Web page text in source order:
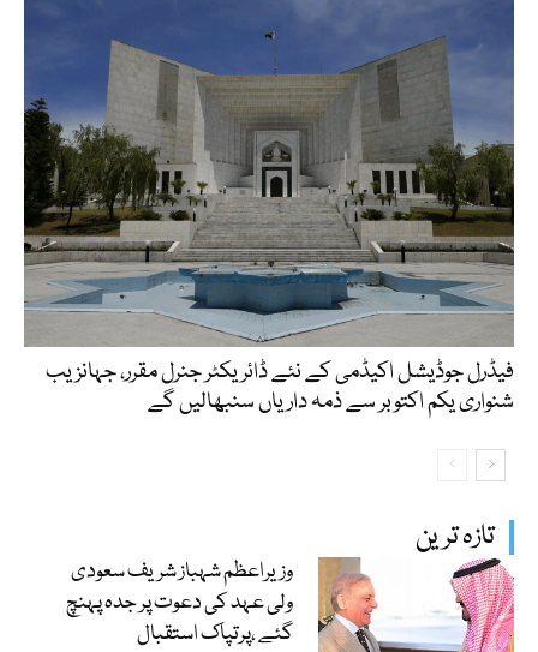
تازہ ترین
وزیراعظم شہباز شریف سعودی
ولی عہد کی دعوت پر جدہ پہنچ
گئے ،پرتپاک استقبال
فیڈرل جوڈیشل اکیڈمی کے نئے ڈائریکٹر جنرل مقرر، جہانزیب
شنواری یکم اکتوبر سے ذمہ داریاں سنبھالیں گے